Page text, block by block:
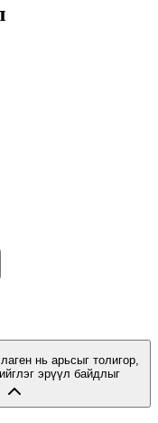
нь арьсыг толигор,
эрүүл байдлыг